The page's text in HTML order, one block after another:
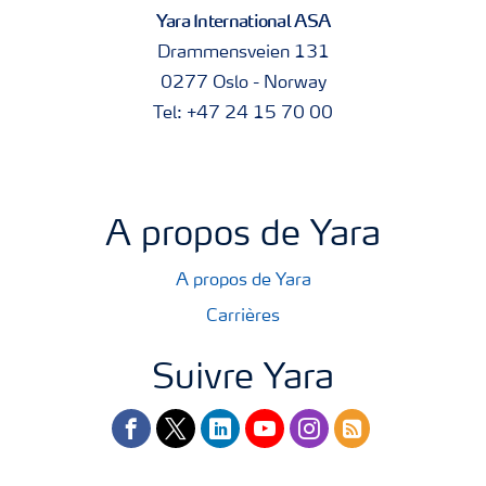
Yara International ASA
Drammensveien 131
0277 Oslo - Norway
Tel: +47 24 15 70 00
A propos de Yara
A propos de Yara
Carrières
Suivre Yara
facebooktwitterlinkedinyoutubeinstagram
rss